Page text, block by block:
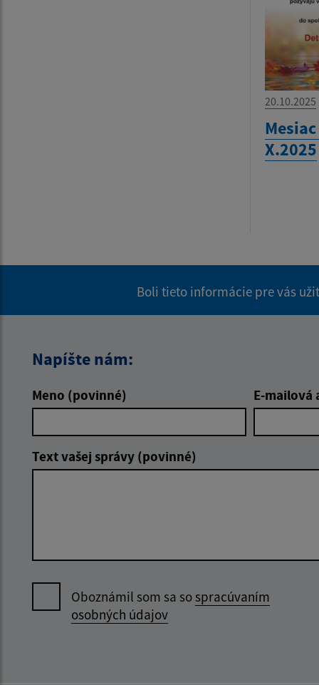
20.10.2025
X.2025
Boli tieto informácie pre vás
Napíšte nám:
Meno (povinné) E-mailová
Text vašej správy (povinné)
Oboznámil som sa sospracúvaním
osobných údajov